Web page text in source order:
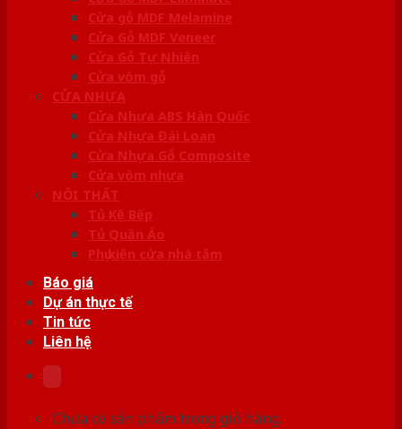
Cửa gỗ MDF Melamine
Cửa Gỗ MDF Veneer
Cửa Gỗ Tự Nhiên
Cửa vòm gỗ
CỬA NHỰA
Cửa Nhựa ABS Hàn Quốc
Cửa Nhựa Đài Loan
Cửa Nhựa Gỗ Composite
Cửa vòm nhựa
NỘI THẤT
Tủ Kệ Bếp
Tủ Quần Áo
Phụ kiện cửa nhà tắm
Báo giá
Dự án thực tế
Tin tức
Liên hệ
Chưa có sản phẩm trong giỏ hàng.